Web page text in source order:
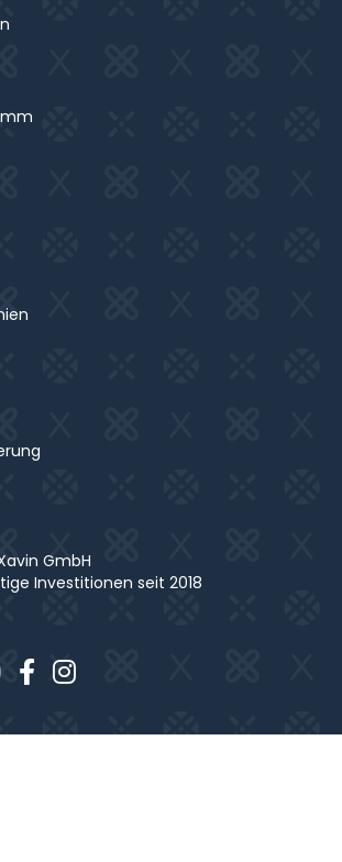
GmbH
Investitionen seit 2018